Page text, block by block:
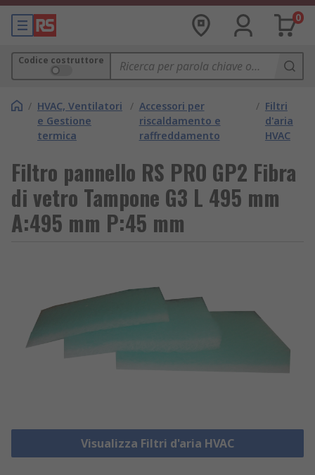
0
Codice costruttore
/ HVAC, Ventilatori
e Gestione
termica
/ Accessori per
riscaldamento e
raffreddamento
/ Filtri
d'aria
HVAC
Filtro pannello RS PRO GP2 Fibra
di vetro Tampone G3 L 495 mm
A:495 mm P:45 mm
Visualizza Filtri d'aria HVAC